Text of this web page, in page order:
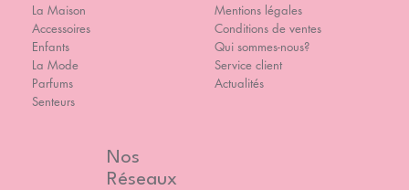
La Maison
Accessoires
Enfants
La Mode
Parfums
Senteurs
Mentions légales
Conditions de ventes
Qui sommes-nous?
Service client
Actualités
Nos
Réseaux